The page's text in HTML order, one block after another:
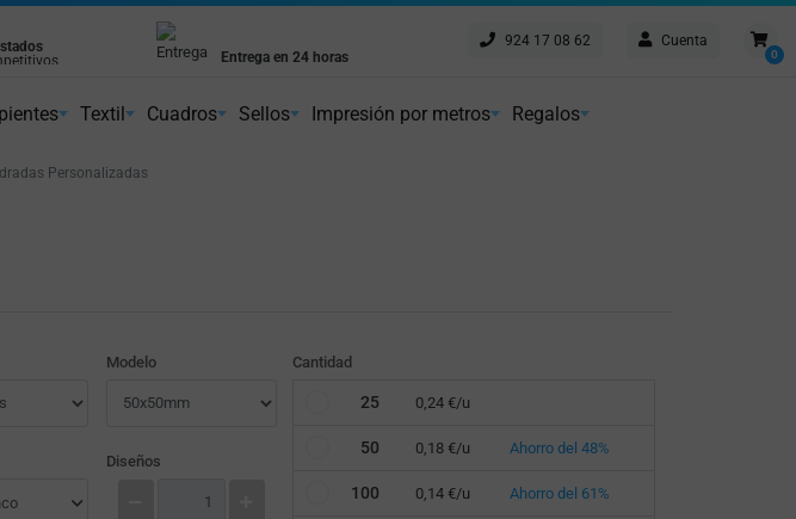
0
Cuenta
924 17 08 62
Entrega en 24 horas
Envío gratis
Textil Cuadros Sellos Impresión por metros Regalos
Personalizadas
Modelo
Diseños
Cantidad
25 0,24 €/u
50 0,18 €/u Ahorro del 48%
100 0,14 €/u Ahorro del 61%